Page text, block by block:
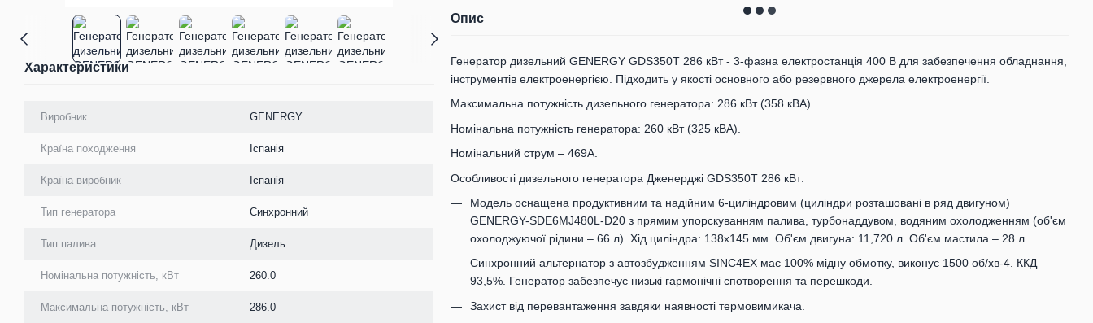
Характеристики
Виробник GENERGY
Країна походження Іспанія
Країна виробник Іспанія
Тип генератора Синхронний
Тип палива Дизель
Номінальна потужність, кВт 260.0
Максимальна потужність, кВт 286.0
Опис
Генератор дизельний GENERGY GDS350T 286 кВт - 3-фазна електростанція 400 В для забезпечення обладнання,
інструментів електроенергією. Підходить у якості основного або резервного джерела електроенергії.
Максимальна потужність дизельного генератора: 286 кВт (358 кВА).
Номінальна потужність генератора: 260 кВт (325 кВА).
Номінальний струм – 469А.
Особливості дизельного генератора Дженерджі GDS350T 286 кВт:
Модель оснащена продуктивним та надійним 6-циліндровим (циліндри розташовані в ряд двигуном)
GENERGY-SDE6MJ480L-D20 з прямим упорскуванням палива, турбонаддувом, водяним охолодженням (об'єм
охолоджуючої рідини – 66 л). Хід циліндра: 138х145 мм. Об'єм двигуна: 11,720 л. Об'єм мастила – 28 л.
Синхронний альтернатор з автозбудженням SINC4EX має 100% мідну обмотку, виконує 1500 об/хв-4. ККД –
93,5%. Генератор забезпечує низькі гармонічні спотворення та перешкоди.
Захист від перевантаження завдяки наявності термовимикача.